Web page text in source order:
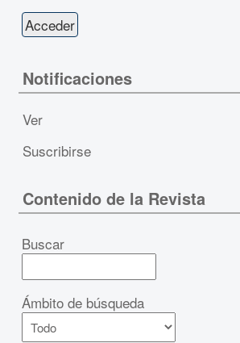
Notificaciones
Ver
Suscribirse
Contenido de la Revista
Buscar
Ámbito de búsqueda